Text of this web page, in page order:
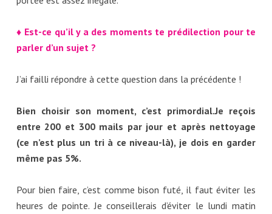
♦ Est-ce qu’il y a des moments te prédilection pour te
parler d’un sujet ?
J’ai failli répondre à cette question dans la précédente !
Bien choisir son moment, c’est primordial.Je reçois
entre 200 et 300 mails par jour et après nettoyage
(ce n’est plus un tri à ce niveau-là), je dois en garder
même pas 5%.
Pour bien faire, c’est comme bison futé, il faut éviter les
heures de pointe. Je conseillerais d’éviter le lundi matin